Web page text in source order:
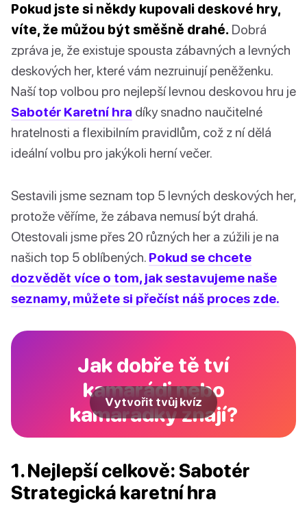
Pokud jste si někdy kupovali deskové hry,
víte, že můžou být směšně drahé. Dobrá
zpráva je, že existuje spousta zábavných a levných
deskových her, které vám nezruinují peněženku.
Naší top volbou pro nejlepší levnou deskovou hru je
Sabotér Karetní hra díky snadno naučitelné
hratelnosti a flexibilním pravidlům, což z ní dělá
ideální volbu pro jakýkoli herní večer.
Sestavili jsme seznam top 5 levných deskových her,
protože věříme, že zábava nemusí být drahá.
Otestovali jsme přes 20 různých her a zúžili je na
našich top 5 oblíbených. Pokud se chcete
dozvědět více o tom, jak sestavujeme naše
seznamy, můžete si přečíst náš proces zde.
Jak dobře tě tví
kamarádi nebo
kamarádky znají?
Vytvořit tvůj kvíz
1. Nejlepší celkově: Sabotér
Strategická karetní hra